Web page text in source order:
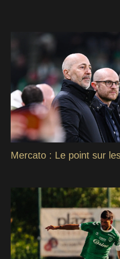
Mercato : Le point sur